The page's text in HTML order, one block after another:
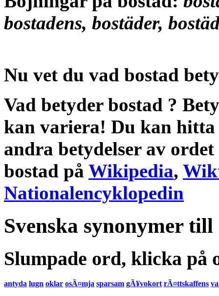
bostadens, bostäder,
Nu vet du vad bostad
Vad betyder bostad ?
kan variera! Du kan
andra betydelserav ordet
bostad på Wikipedia,
Nationalencyklopedin
Svenska synonymer
Slumpade ord, klicka på
antyda lugn oklar osÃ¤mja sparsam gÃ¥vokort rÃ¤ttskaffens